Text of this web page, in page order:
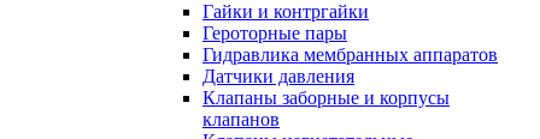
Гайки и контргайки
Героторные пары
Гидравлика мембранных аппаратов
Датчики давления
Клапаны заборные и корпусы
клапанов